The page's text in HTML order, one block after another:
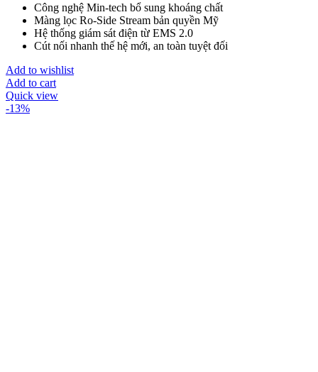
Công nghệ Min-tech bổ sung khoáng chất
Màng lọc Ro-Side Stream bản quyền Mỹ
Hệ thống giám sát điện từ EMS 2.0
Cút nối nhanh thế hệ mới, an toàn tuyệt đối
Add to wishlist
Add to cart
Quick view
-13%